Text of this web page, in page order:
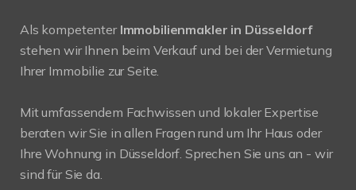
Als kompetenter Immobilienmakler in Düsseldorf
stehen wir Ihnen beim Verkauf und bei der Vermietung
Ihrer Immobilie zur Seite.
Mit umfassendem Fachwissen und lokaler Expertise
beraten wir Sie in allen Fragen rund um Ihr Haus oder
Ihre Wohnung in Düsseldorf. Sprechen Sie uns an - wir
sind für Sie da.